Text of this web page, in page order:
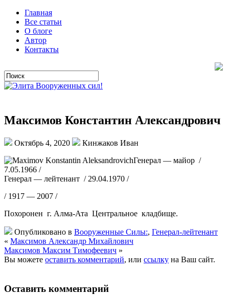
Главная
Все статьи
О блоге
Автор
Контакты
Максимов Константин Александрович
Октябрь 4, 2020
Кинжаков Иван
Генерал — майор /
7.05.1966 /
Генерал — лейтенант / 29.04.1970 /
/ 1917 — 2007 /
Похоронен г. Алма-Ата Центральное кладбище.
Опубликовано в Вооруженные Силы:, Генерал-лейтенант
« Максимов Александр Михайлович
Максимов Максим Тимофеевич »
Вы можете оставить комментарий, или ссылку на Ваш сайт.
Оставить комментарий